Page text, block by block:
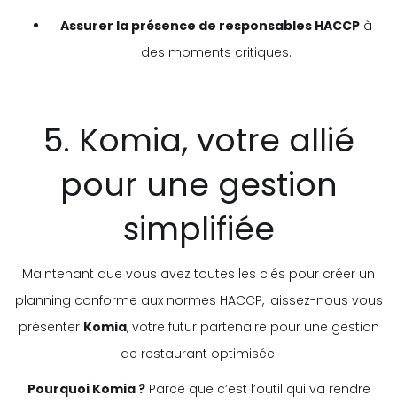
Assurer la présence de responsables HACCP à
des moments critiques.
5. Komia, votre allié
pour une gestion
simplifiée
Maintenant que vous avez toutes les clés pour créer un
planning conforme aux normes HACCP, laissez-nous vous
présenter Komia, votre futur partenaire pour une gestion
de restaurant optimisée.
Pourquoi Komia ?Parce que c’est l’outil qui va rendre